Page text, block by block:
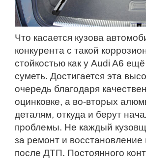
Что касается кузова
конкурента с такой
стойкостью как у Audi A6
суметь. Достигается эта
очередь благодаря
оцинковке, а во-вторых
деталям, откуда и берут
проблемы. Не каждый
за ремонт и
после ДТП. Постоянного